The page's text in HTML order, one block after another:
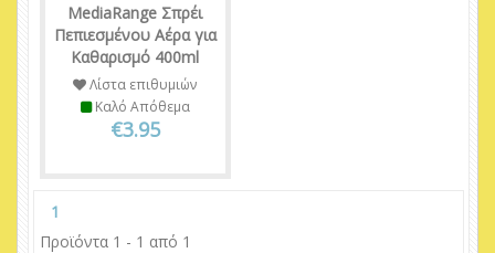
MediaRange Σπρέι
Πεπιεσμένου Αέρα για
Καθαρισμό 400ml
Λίστα επιθυμιών
Καλό Απόθεμα
€3.95
1
Προϊόντα 1 - 1 από 1